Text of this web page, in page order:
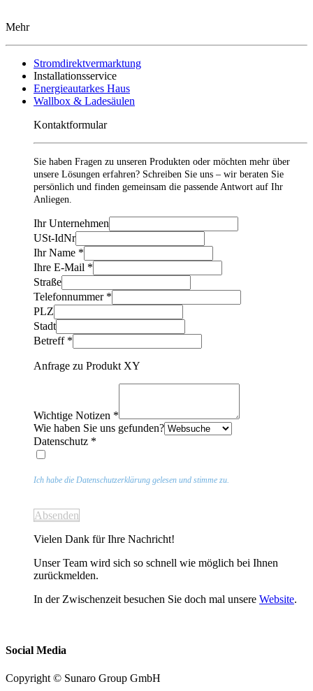
Mehr
Stromdirektvermarktung
Installationsservice
Energieautarkes Haus
Wallbox & Ladesäulen
Kontaktformular
Sie haben Fragen zu unseren Produkten oder möchten mehr über
unsere Lösungen erfahren? Schreiben Sie uns – wir beraten Sie
persönlich und finden gemeinsam die passende Antwort auf Ihr
Anliegen.
Ihr Unternehmen
USt-IdNr
Ihr Name *
Ihre E-Mail *
Straße
Telefonnummer*
PLZ
Stadt
Betreff*
Anfrage zu Produkt XY
Wichtige Notizen *
Wie haben Sie uns gefunden?
Datenschutz *
Ich habe die Datenschutzerklärung gelesen und stimme zu.
Absenden
Vielen Dank für Ihre Nachricht!
Unser Team wird sich so schnell wie möglich bei Ihnen
zurückmelden.
In der Zwischenzeit besuchen Sie doch mal unsere Website.
Social Media
Copyright © Sunaro Group GmbH